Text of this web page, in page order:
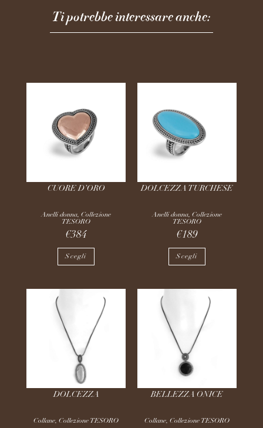
Ti potrebbe interessare anche:
CUORE D’ORO
Anelli donna, Collezione
TESORO
€384
Scegli
DOLCEZZA TURCHESE
Anelli donna, Collezione
TESORO
€189
Scegli
DOLCEZZA
Collane, Collezione TESORO
BELLEZZA ONICE
Collane, Collezione TESORO